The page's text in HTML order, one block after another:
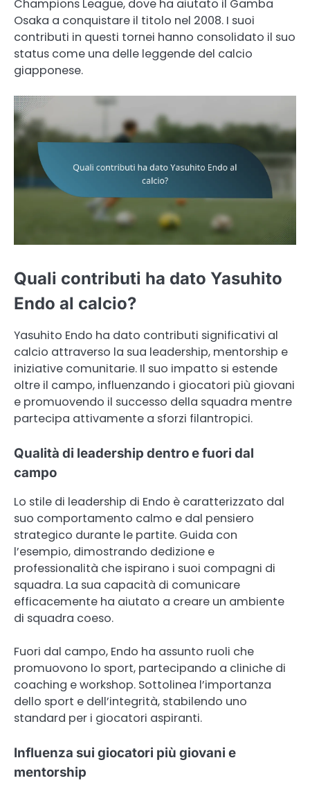
Champions League, dove ha aiutato il Gamba
Osaka a conquistare il titolo nel 2008. I suoi
contributi in questi tornei hanno consolidato il suo
status come una delle leggende del calcio
giapponese.
Quali contributi ha dato Yasuhito
Endo al calcio?
Yasuhito Endo ha dato contributi significativi al
calcio attraverso la sua leadership, mentorship e
iniziative comunitarie. Il suo impatto si estende
oltre il campo, influenzando i giocatori più giovani
e promuovendo il successo della squadra mentre
partecipa attivamente a sforzi filantropici.
Qualità di leadership dentro e fuori dal
campo
Lo stile di leadership di Endo è caratterizzato dal
suo comportamento calmo e dal pensiero
strategico durante le partite. Guida con
l’esempio, dimostrando dedizione e
professionalità che ispirano i suoi compagni di
squadra. La sua capacità di comunicare
efficacemente ha aiutato a creare un ambiente
di squadra coeso.
Fuori dal campo, Endo ha assunto ruoli che
promuovono lo sport, partecipando a cliniche di
coaching e workshop. Sottolinea l’importanza
dello sport e dell’integrità, stabilendo uno
standard per i giocatori aspiranti.
Influenza sui giocatori più giovani e
mentorship